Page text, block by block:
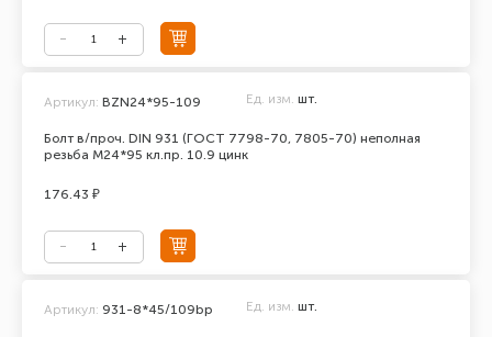
Болт в/проч. DIN 931 (ГОСТ 7798-70, 7805-70) неполная
резьба М24*95 кл.пр. 10.9 цинк
Артикул: BZN24*95-109 Ед. изм. шт.
176.43 ₽
Артикул: 931-8*45/109bp Ед. изм. шт.